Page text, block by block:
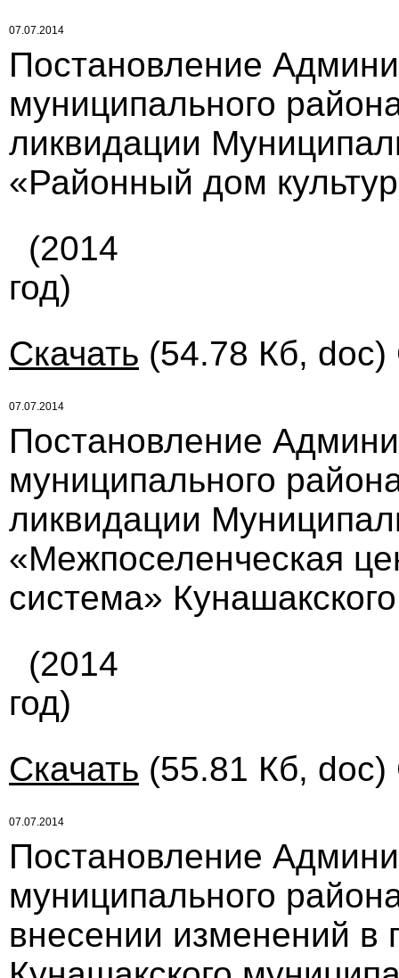
07.07.2014
Постановление
муниципального
ликвидации
«Районный дом
(2014
год)
Скачать (54.78 Кб, doc)
07.07.2014
Постановление
муниципального
ликвидации
«Межпоселенческая
система»
(2014
год)
Скачать (55.81 Кб, doc)
07.07.2014
Постановление
муниципального
внесении изменений в